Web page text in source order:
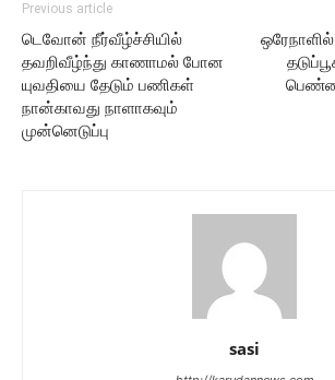
Previous article
டெவோன் நீர்வீழ்ச்சியில்
தவறிவீழ்ந்து காணாமல் போன
யுவதியை தேடும் பணிகள்
நான்காவது நாளாகவும்
முன்னெடுப்பு
sasi